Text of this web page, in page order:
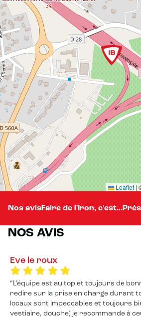
Leaflet |
Nos avisFaire de l'Iron, c'est...
NOS AVIS
Eve le roux
L’équipe est au top et toujours de
redire sur la prise en charge durant
locaux sont impeccables et toujours
vestiaire, douche) je recommande à